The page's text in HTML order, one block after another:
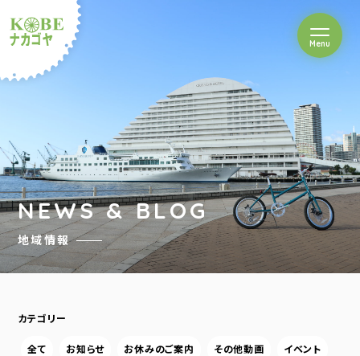
ルショップナカゴヤ
Menuを開閉
NEWS & BLOG
地域情報
カテゴリー
全て お知らせ お休みのご案内 その他動画 イベント